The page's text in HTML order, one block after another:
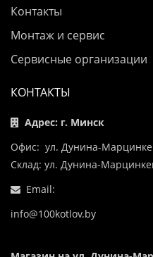
Контакты
Монтаж и сервис
Сервисные организации
КОНТАКТЫ
Адрес: г. Минск
Офис: ул. Дунина-
Склад: ул. Дунина-
Email:
info@100kotlov.by